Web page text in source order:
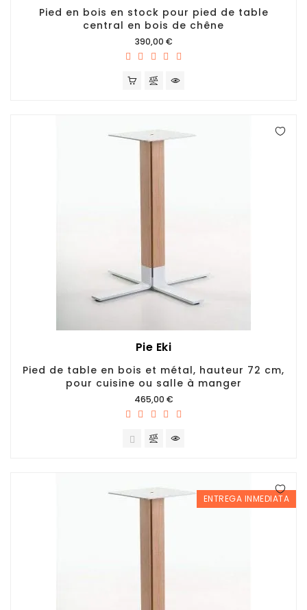
Pied en bois en stock pour pied de table
central en bois de chêne
Prix
390,00 €
Pie Eki
Pied de table en bois et métal, hauteur 72 cm,
pour cuisine ou salle à manger
Prix
465,00 €
ENTREGA INMEDIATA